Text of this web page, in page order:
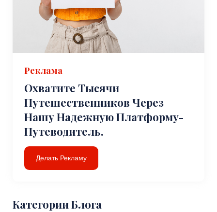
Реклама
Охватите Тысячи
Путешественников Через
Нашу Надежную Платформу-
Путеводитель.
Делать Рекламу
Категории Блога